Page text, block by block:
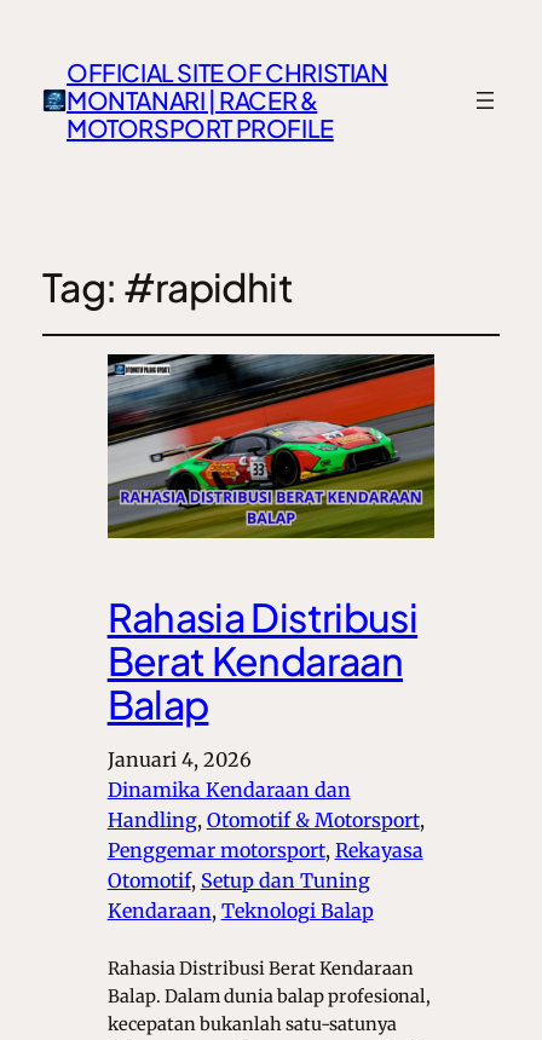
OFFICIAL SITE OF CHRISTIAN
MONTANARI | RACER &
MOTORSPORT PROFILE
Tag: #rapidhit
Rahasia Distribusi
Berat Kendaraan
Balap
Januari 4, 2026
Dinamika Kendaraan dan
Handling, Otomotif & Motorsport ,
Penggemar motorsport, Rekayasa
Otomotif, Setup dan Tuning
Kendaraan, Teknologi Balap
Rahasia Distribusi Berat Kendaraan
Balap. Dalam dunia balap profesional,
kecepatan bukanlah satu-satunya